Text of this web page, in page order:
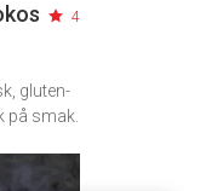
4
gluten-
på smak.